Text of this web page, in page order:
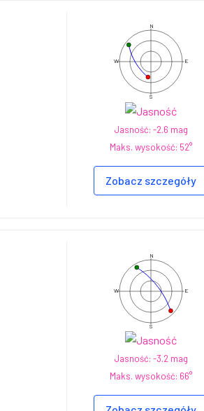
N
S
E
W
Jasność: -2.6 mag
Maks. wysokość: 52°
Zobacz szczegóły
N
S
E
W
Jasność: -3.2 mag
Maks. wysokość: 66°